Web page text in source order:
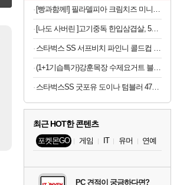
쫀지 실시간 [40]
로아 와 퍼클나왔당 [61]
SOL 라이트닝무한비약관련 [5]
로아 노말 클 45분컷 [63]
로아 완갑 이새끼 뭐임?
샘웨의 CBT 리뷰 '전투빼고 1등급'
실팰 붉은장미 히든처형 있는거 알고 있었음?
차벤 내차 인증 [2]
나혼렙 과부하 한정 아니다! 정예림, 화속성 서포터
섭컬겜 라이자 AI 채팅 RPG 게임 [RyzaChat: AI]
[빵과함께!] 필라델피아 크림치즈 미니, 41g, 16개
[나도 사버린 ]고기중독 한입삼겹살, 500g, 4개
스타벅스 SS 서프비치 파인니 콜드컵 473ml
(1+1기습특가)강훈목장 수제요거트 블루베리1L+딸기1L 외
스타벅스SS 굿포유 도이나 텀블러 473ml 핑크
최근 HOT한 콘텐츠
포켓몬GO 게임 IT 유머 연예
PC 견적이 궁금하다면?